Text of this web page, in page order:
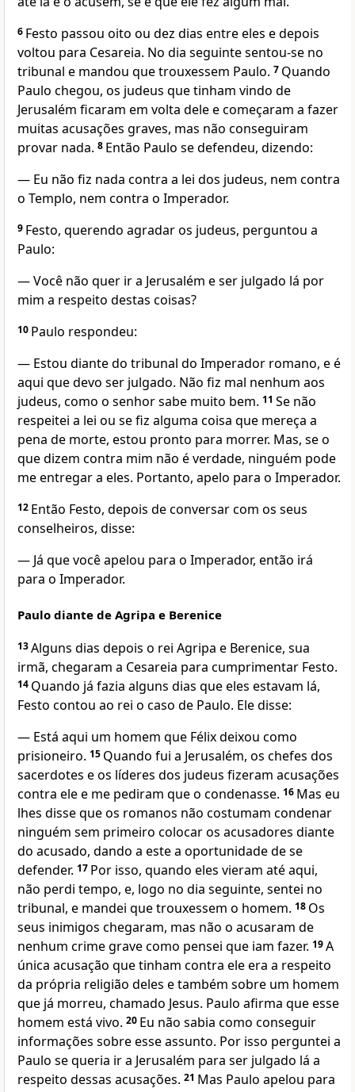
6 Festo passou oito ou dez dias entre eles e depois
voltou para Cesareia. No dia seguinte sentou-se no
tribunal e mandou que trouxessem Paulo. 7 Quando
Paulo chegou, os judeus que tinham vindo de
Jerusalém ficaram em volta dele e começaram a fazer
muitas acusações graves, mas não conseguiram
provar nada. 8 Então Paulo se defendeu, dizendo:
— Eu não fiz nada contra a lei dos judeus, nem contra
o Templo, nem contra o Imperador.
9 Festo, querendo agradar os judeus, perguntou a
Paulo:
— Você não quer ir a Jerusalém e ser julgado lá por
mim a respeito destas coisas?
10 Paulo respondeu:
— Estou diante do tribunal do Imperador romano, e é
aqui que devo ser julgado. Não fiz mal nenhum aos
judeus, como o senhor sabe muito bem. 11 Se não
respeitei a lei ou se fiz alguma coisa que mereça a
pena de morte, estou pronto para morrer. Mas, se o
que dizem contra mim não é verdade, ninguém pode
me entregar a eles. Portanto, apelo para o Imperador.
12 Então Festo, depois de conversar com os seus
conselheiros, disse:
— Já que você apelou para o Imperador, então irá
para o Imperador.
Paulo diante de Agripa e Berenice
13Alguns dias depois o rei Agripa e Berenice, sua
irmã, chegaram a Cesareia para cumprimentar Festo.
14 Quando já fazia alguns dias que eles estavam lá,
Festo contou ao rei o caso de Paulo. Ele disse:
— Está aqui um homem que Félix deixou como
prisioneiro. 15 Quando fui a Jerusalém, os chefes dos
sacerdotes e os líderes dos judeus fizeram acusações
contra ele e me pediram que o condenasse. 16 Mas eu
lhes disse que os romanos não costumam condenar
ninguém sem primeiro colocar os acusadores diante
do acusado, dando a este a oportunidade de se
defender. 17 Por isso, quando eles vieram até aqui,
não perdi tempo, e, logo no dia seguinte, sentei no
tribunal, e mandei que trouxessem o homem. 18 Os
seus inimigos chegaram, mas não o acusaram de
nenhum crime grave como pensei que iam fazer. 19A
única acusação que tinham contra ele era a respeito
da própria religião deles e também sobre um homem
que já morreu, chamado Jesus. Paulo afirma que esse
homem está vivo. 20 Eu não sabia como conseguir
informações sobre esse assunto. Por isso perguntei a
Paulo se queria ir a Jerusalém para ser julgado lá a
respeito dessas acusações. 21 Mas Paulo apelou para